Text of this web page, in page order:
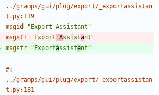
../gramps/gui/plug/export/_exportassistan
t.py:119
msgid
"Export Assistant"
msgstr
"Export Assistant"
msgstr
"Exportassistent"
#:
../gramps/gui/plug/export/_exportassistan
t.py:181